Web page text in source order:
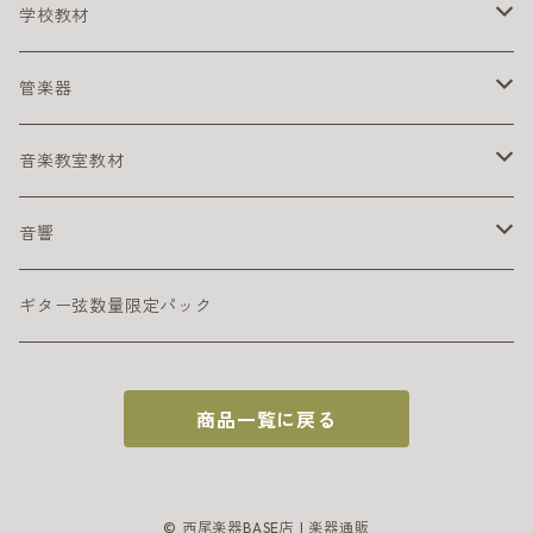
ペダル
シンバル
初心者におすすめの二胡
クリーナー
その他
ヘッドフォン
ライブに便利なグッズ
練習に便利なグッズ
安定性重視のスチール製譜面台
学校教材
リコーダー
アルト リコーダー
ソプラノ リコーダー
鍵盤ハーモニカ
メロディオン パーツ
管楽器
アルトサックス
サックスリード
テナーサックス
サックスリード
音楽教室教材
幼児向け
音響
DTM
初心者におすすめの音響機材
エフェクター
オーディオインターフェイス
ギター弦数量限定パック
商品一覧に戻る
© 西尾楽器BASE店 | 楽器通販